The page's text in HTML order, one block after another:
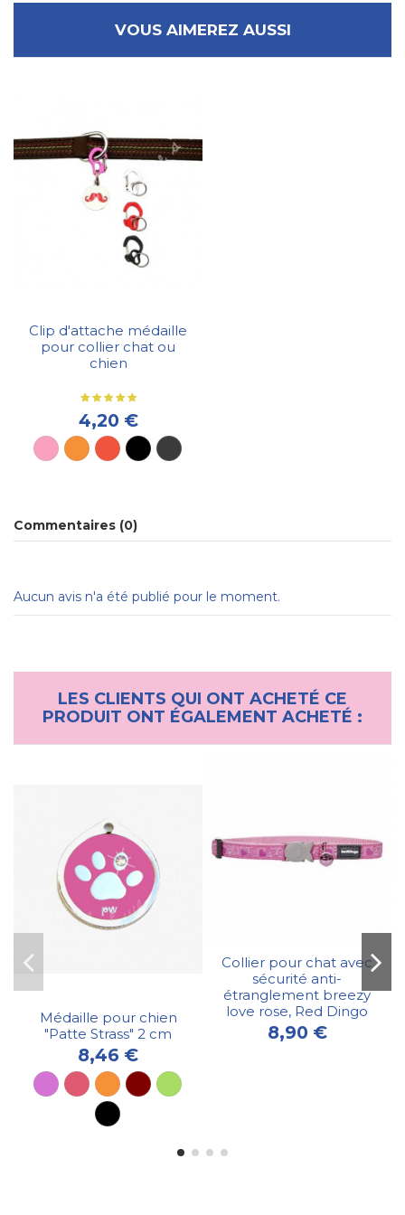
VOUS AIMEREZ AUSSI
Clip d'attache médaille
pour collier chat ou
chien
4,20 €
Commentaires (0)
Aucun avis n'a été publié pour le moment.
LES CLIENTS QUI ONT ACHETÉ CE
PRODUIT ONT ÉGALEMENT ACHETÉ :
Médaille pour chien
"Patte Strass" 2 cm
8,46 €
Collier pour chat avec
sécurité anti-
étranglement breezy
love rose, Red Dingo
8,90 €